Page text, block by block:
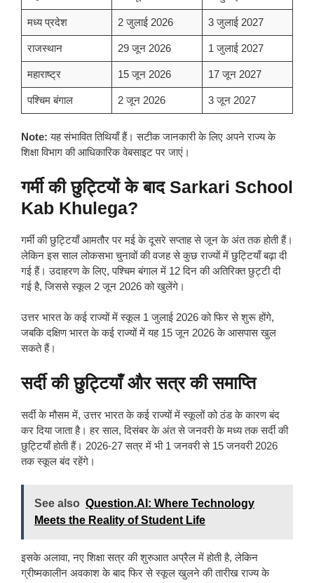
मध्य प्रदेश 2 जुलाई 2026 3 जुलाई 2027
राजस्थान 29 जून 2026 1 जुलाई 2027
महाराष्ट्र 15 जून 2026 17 जून 2027
पश्चिम बंगाल 2 जून 2026 3 जून 2027
Note: यह संभावित तिथियाँ हैं। सटीक जानकारी के लिए अपने राज्य के
शिक्षा विभाग की आधिकारिक वेबसाइट पर जाएं।
गर्मी की छुट्टियों के बाद Sarkari School
Kab Khulega?
गर्मी की छुट्टियाँ आमतौर पर मई के दूसरे सप्ताह से जून के अंत तक होती हैं।
लेकिन इस साल लोकसभा चुनावों की वजह से कुछ राज्यों में छुट्टियाँ बढ़ा दी
गई हैं। उदाहरण के लिए, पश्चिम बंगाल में 12 दिन की अतिरिक्त छुट्टी दी
गई है, जिससे स्कूल 2 जून 2026 को खुलेंगे।
उत्तर भारत के कई राज्यों में स्कूल 1 जुलाई 2026 को फिर से शुरू होंगे,
जबकि दक्षिण भारत के कई राज्यों में यह 15 जून 2026 के आसपास खुल
सकते हैं।
सर्दी की छुट्टियाँ और सत्र की समाप्ति
सर्दी के मौसम में, उत्तर भारत के कई राज्यों में स्कूलों को ठंड के कारण बंद
कर दिया जाता है। हर साल, दिसंबर के अंत से जनवरी के मध्य तक सर्दी की
छुट्टियाँ होती हैं। 2026-27 सत्र में भी 1 जनवरी से 15 जनवरी 2026
तक स्कूल बंद रहेंगे।
See also Question.AI: Where Technology
Meets the Reality of Student Life
इसके अलावा, नए शिक्षा सत्र की शुरुआत अप्रैल में होती है, लेकिन
ग्रीष्मकालीन अवकाश के बाद फिर से स्कूल खुलने की तारीख राज्य के